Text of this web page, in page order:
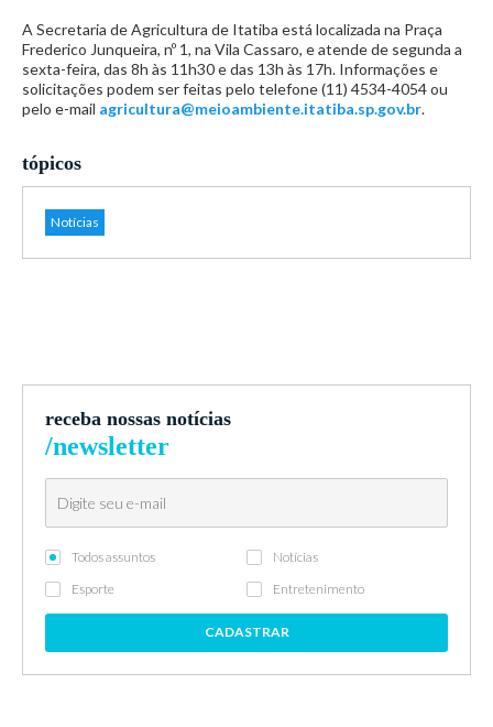
A Secretaria de Agricultura de Itatiba está localizada na Praça
Frederico Junqueira, nº 1, na Vila Cassaro, e atende de segunda a
sexta-feira, das 8h às 11h30 e das 13h às 17h. Informações e
solicitações podem ser feitas pelo telefone (11) 4534-4054 ou
pelo e-mail agricultura@meioambiente.itatiba.sp.gov.br.
tópicos
Notícias
receba nossas notícias
/newsletter
Todos assuntos
Notícias
Esporte
Entretenimento
CADASTRAR